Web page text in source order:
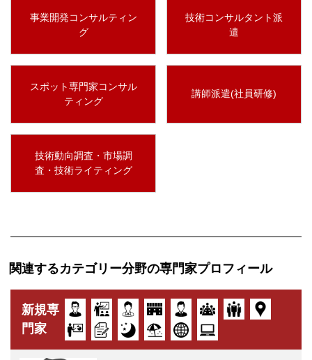
事業開発コンサルティン
グ
技術コンサルタント派
遣
スポット専門家コンサル
ティング
講師派遣(社員研修)
技術動向調査・市場調
査・技術ライティング
関連するカテゴリー分野の専門家プロフィール
新規専
門家